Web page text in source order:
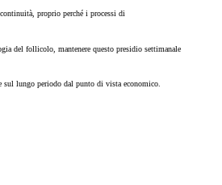
proprio perché i processi di
del follicolo, mantenere questo presidio settimanale
sul lungo periodo dal punto di vista economico.